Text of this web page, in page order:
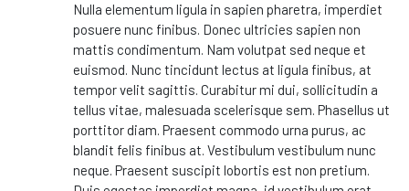
Nulla elementum ligula in sapien pharetra, imperdiet
posuere nunc finibus. Donec ultricies sapien non
mattis condimentum. Nam volutpat sed neque et
euismod. Nunc tincidunt lectus at ligula finibus, at
tempor velit sagittis. Curabitur mi dui, sollicitudin a
tellus vitae, malesuada scelerisque sem. Phasellus ut
porttitor diam. Praesent commodo urna purus, ac
blandit felis finibus at. Vestibulum vestibulum nunc
neque. Praesent suscipit lobortis est non pretium.